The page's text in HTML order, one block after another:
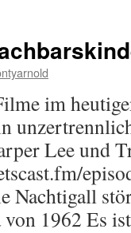
im
Lee und
Nachtigall
von 1962 Es